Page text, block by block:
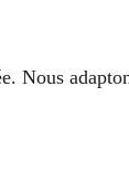
Nous